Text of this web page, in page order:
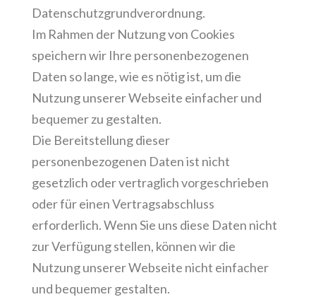
Datenschutzgrundverordnung.
Im Rahmen der Nutzung von Cookies
speichern wir Ihre personenbezogenen
Daten so lange, wie es nötig ist, um die
Nutzung unserer Webseite einfacher und
bequemer zu gestalten.
Die Bereitstellung dieser
personenbezogenen Daten ist nicht
gesetzlich oder vertraglich vorgeschrieben
oder für einen Vertragsabschluss
erforderlich. Wenn Sie uns diese Daten nicht
zur Verfügung stellen, können wir die
Nutzung unserer Webseite nicht einfacher
und bequemer gestalten.